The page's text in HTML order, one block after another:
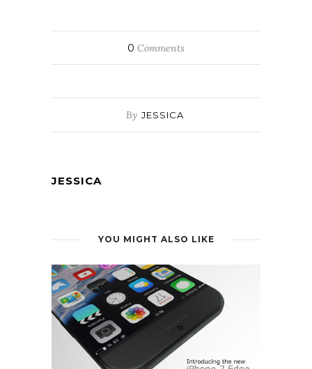
0 Comments
By JESSICA
JESSICA
YOU MIGHT ALSO LIKE